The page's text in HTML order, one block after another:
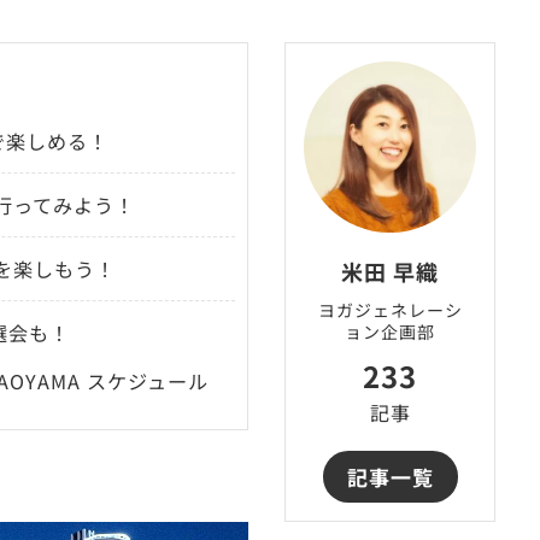
しめる！
てみよう！
しもう！
も！
スケジュール
米田 早織
ヨガジェネレーシ
ョン企画部
233
記事
記事一覧